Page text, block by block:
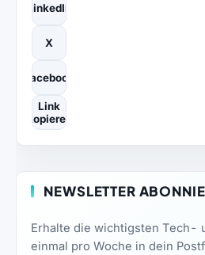
LinkedIn
X
Facebook
Link
kopieren
NEWSLETTER
Erhalte die wichtigsten Tech-
einmal pro Woche in dein